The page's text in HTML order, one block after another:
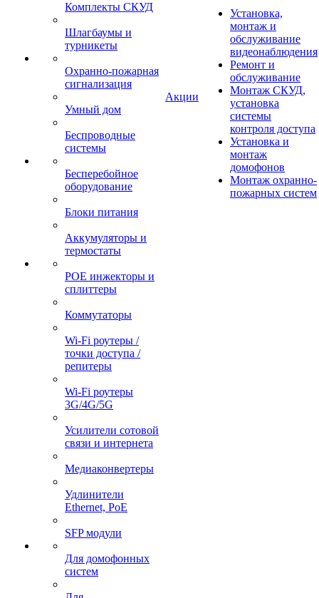
Комплекты СКУД
Шлагбаумы и
турникеты
Охранно-пожарная
сигнализация
Умный дом
Беспроводные
системы
Бесперебойное
оборудование
Блоки питания
Аккумуляторы и
термостаты
POE инжекторы и
сплиттеры
Коммутаторы
Wi-Fi роутеры /
точки доступа /
репитеры
Wi-Fi роутеры
3G/4G/5G
Усилители сотовой
связи и интернета
Медиаконвертеры
Удлинители
Ethernet, PoE
SFP модули
Для домофонных
систем
Акции
Установка,
монтаж и
обслуживание
видеонаблюдения
Ремонт и
обслуживание
Монтаж СКУД,
установка
системы
контроля доступа
Установка и
монтаж
домофонов
Монтаж охранно-
пожарных систем